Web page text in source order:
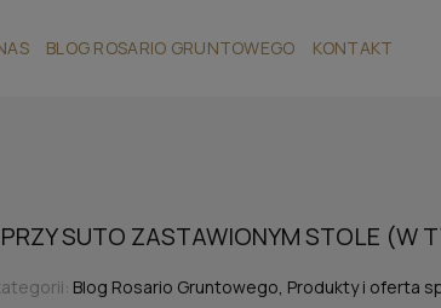
BLOG ROSARIO GRUNTOWEGO KONTAKT
SUTO ZASTAWIONYM STOLE (W
Blog Rosario Gruntowego Produkty i oferta